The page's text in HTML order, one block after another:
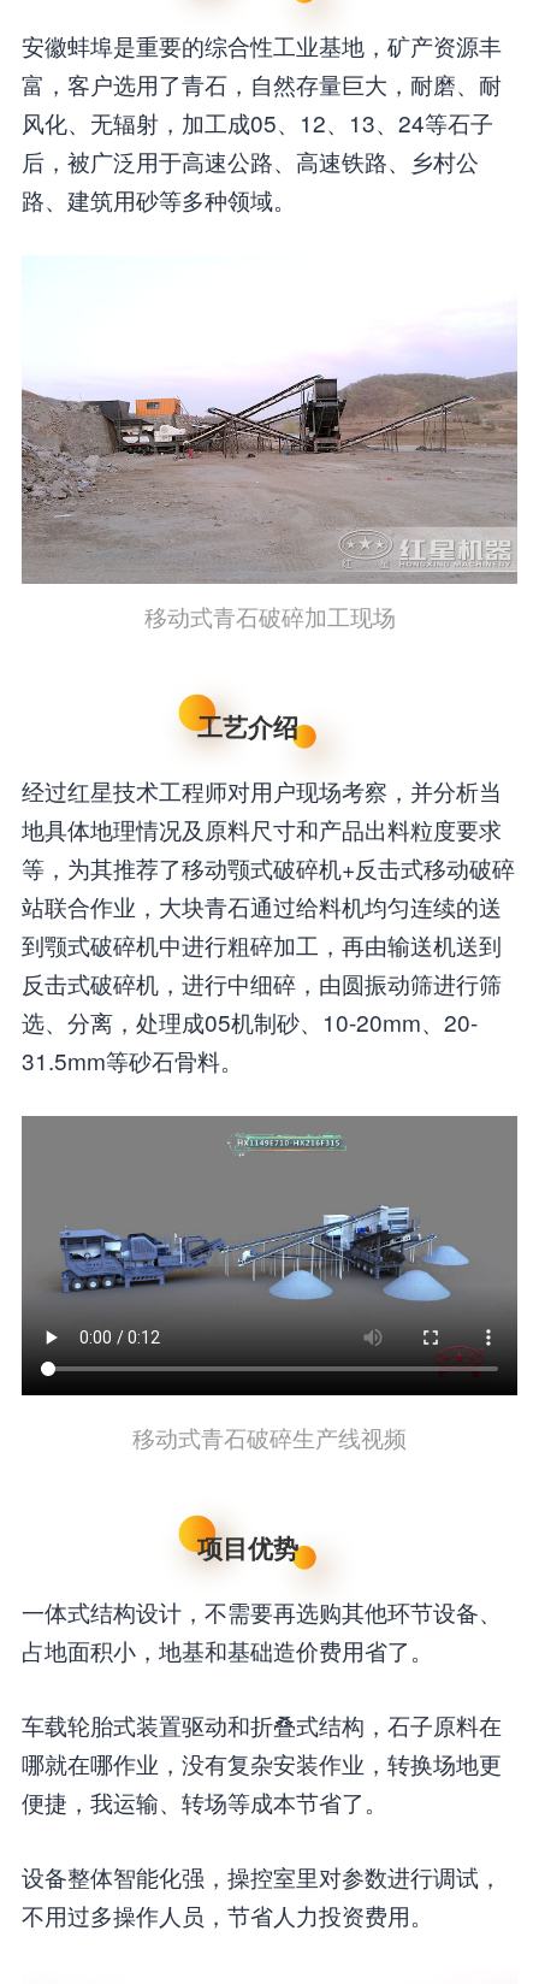
安徽蚌埠是重要的综合性工业基地，矿产资源丰
富，客户选用了青石，自然存量巨大，耐磨、耐
风化、无辐射，加工成05、12、13、24等石子
后，被广泛用于高速公路、高速铁路、乡村公
路、建筑用砂等多种领域。
移动式青石破碎加工现场
工艺介绍
经过红星技术工程师对用户现场考察，并分析当
地具体地理情况及原料尺寸和产品出料粒度要求
等，为其推荐了移动颚式破碎机+反击式移动破碎
站联合作业，大块青石通过给料机均匀连续的送
到颚式破碎机中进行粗碎加工，再由输送机送到
反击式破碎机，进行中细碎，由圆振动筛进行筛
选、分离，处理成05机制砂、10-20mm、20-
31.5mm等砂石骨料。
移动式青石破碎生产线视频
项目优势
一体式结构设计，不需要再选购其他环节设备、
占地面积小，地基和基础造价费用省了。
车载轮胎式装置驱动和折叠式结构，石子原料在
哪就在哪作业，没有复杂安装作业，转换场地更
便捷，我运输、转场等成本节省了。
设备整体智能化强，操控室里对参数进行调试，
不用过多操作人员，节省人力投资费用。